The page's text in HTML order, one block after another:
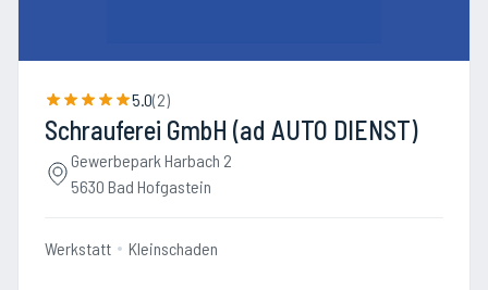
5.0(2)
Schrauferei GmbH (ad AUTO DIENST)
Gewerbepark Harbach 2
5630 Bad Hofgastein
Werkstatt Kleinschaden